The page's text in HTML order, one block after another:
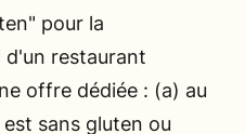
pour la
d'un restaurant
offre dédiée : (a) au
sans gluten ou